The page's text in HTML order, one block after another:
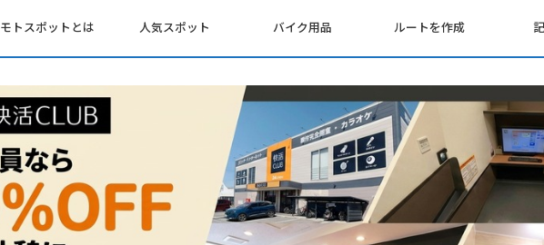
モトスポットとは 人気スポット バイク用品 ルートを作成